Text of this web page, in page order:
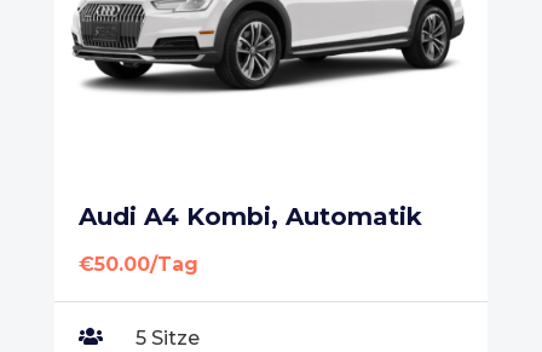
Audi A4 Kombi, Automatik
€50.00/Tag
 5 Sitze